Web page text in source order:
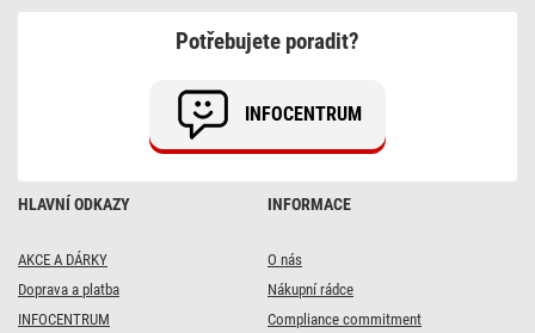
HLAVNÍ ODKAZY
AKCE A DÁRKY
Doprava a platba
INFOCENTRUM
INFORMACE
O nás
Nákupní rádce
Compliance commitment
Potřebujete poradit?
INFOCENTRUM